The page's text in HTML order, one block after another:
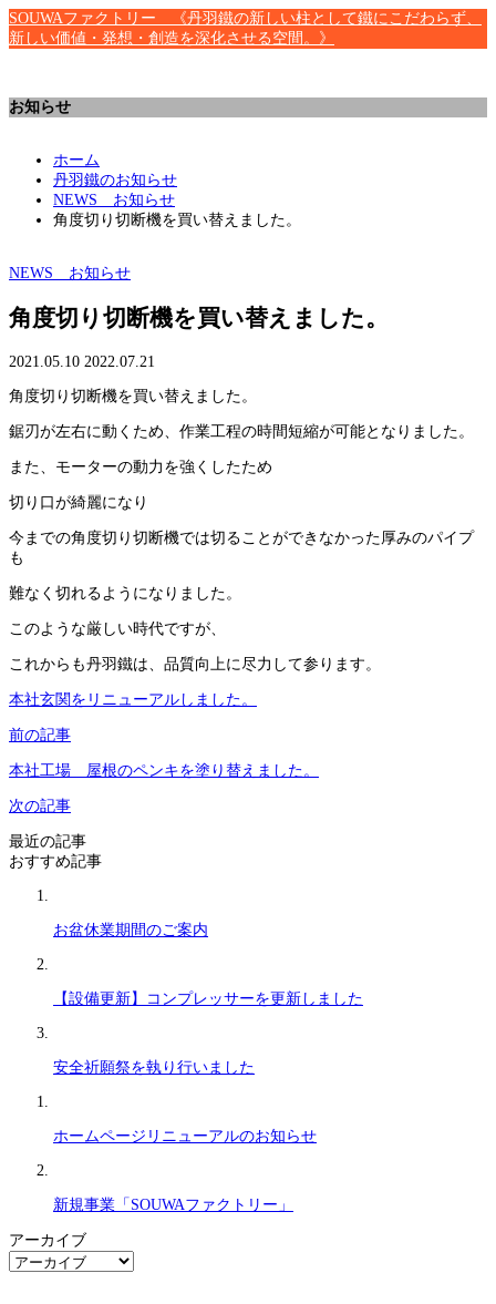
SOUWAファクトリー 《丹羽鐵の新しい柱として鐵にこだわらず、
新しい価値・発想・創造を深化させる空間。》
お知らせ
ホーム
丹羽鐵のお知らせ
NEWS お知らせ
角度切り切断機を買い替えました。
NEWS お知らせ
角度切り切断機を買い替えました。
2021.05.10 2022.07.21
角度切り切断機を買い替えました。
鋸刃が左右に動くため、作業工程の時間短縮が可能となりました。
また、モーターの動力を強くしたため
切り口が綺麗になり
今までの角度切り切断機では切ることができなかった厚みのパイプ
も
難なく切れるようになりました。
このような厳しい時代ですが、
これからも丹羽鐵は、品質向上に尽力して参ります。
本社玄関をリニューアルしました。
前の記事
本社工場 屋根のペンキを塗り替えました。
次の記事
最近の記事
おすすめ記事
お盆休業期間のご案内
【設備更新】コンプレッサーを更新しました
安全祈願祭を執り行いました
ホームページリニューアルのお知らせ
新規事業「SOUWAファクトリー」
アーカイブ
ア